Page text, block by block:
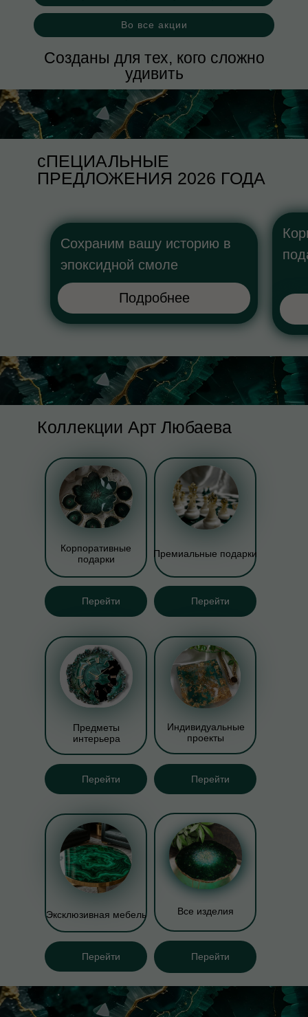
Созданы для тех, кого сложно
удивить
Во все акции
сПЕЦИАЛЬНЫЕ
ПРЕДЛОЖЕНИЯ 2026 ГОДА
Сохраним вашу историю в
эпоксидной смоле
Подробнее
Коллекции Арт Любаева
Корпоративные
подарки
Перейти
Премиальные подарки
Перейти
Все изделия
Перейти
Эксклюзивная мебель
Перейти
Предметы
интерьера
Перейти
Индивидуальные
проекты
Перейти